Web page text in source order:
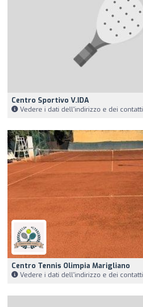
Centro Sportivo V.IDA
Vedere i dati dell'indirizzo e dei contatti
Centro Tennis Olimpia Marigliano
Vedere i dati dell'indirizzo e dei contatti